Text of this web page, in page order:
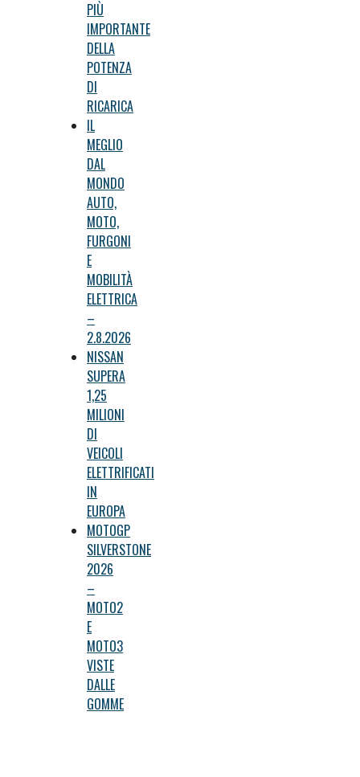
PIÙ
IMPORTANTE
DELLA
POTENZA
DI
RICARICA
IL
MEGLIO
DAL
MONDO
AUTO,
MOTO,
FURGONI
E
MOBILITÀ
ELETTRICA
–
2.8.2026
NISSAN
SUPERA
1,25
MILIONI
DI
VEICOLI
ELETTRIFICATI
IN
EUROPA
MOTOGP
SILVERSTONE
2026
–
MOTO2
E
MOTO3
VISTE
DALLE
GOMME